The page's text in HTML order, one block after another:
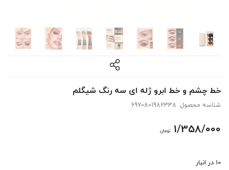
خط چشم و خط ابرو ژله ای سه رنگ شیگلم
شناسه محصول: 6970801982338
1/358/000 تومان
10 در انبار